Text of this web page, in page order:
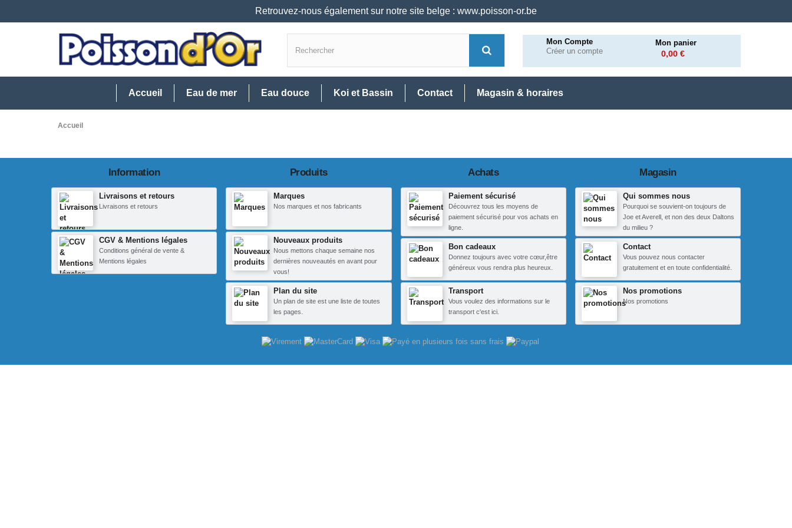
Retrouvez-nous également sur notre site belge : www.poisson-or.be
Mon Compte
Créer un compte
Mon panier
0,00 €
Accueil Eau de mer Eau douce Koi et Bassin Contact Magasin & horaires
Accueil
Information
Livraisons et retours
Livraisons et retours
CGV & Mentions légales
Conditions général de vente &
Mentions légales
Produits
Marques
Nos marques et nos fabricants
Nouveaux produits
Nous mettons chaque semaine nos
dernières nouveautés en avant pour
vous!
Plan du site
Un plan de site est une liste de toutes
les pages.
Achats
Paiement sécurisé
Découvrez tous les moyens de
paiement sécurisé pour vos achats en
ligne.
Bon cadeaux
Donnez toujours avec votre cœur,être
généreux vous rendra plus heureux.
Transport
Vous voulez des informations sur le
transport c'est ici.
Magasin
Qui sommes nous
Pourquoi se souvient-on toujours de
Joe et Averell, et non des deux Daltons
du milieu ?
Contact
Vous pouvez nous contacter
gratuitement et en toute confidentialité.
Nos promotions
Nos promotions